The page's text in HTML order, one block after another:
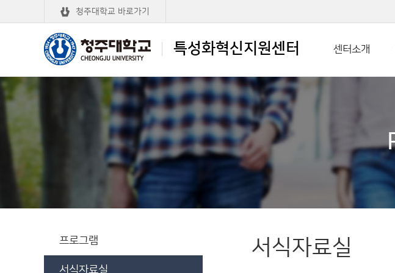
특성화혁신지원센터
청주대학교 바로가기
청주대학교
특성화혁신지원센터
센터소개
프로그램
서식자료실
서식자료실